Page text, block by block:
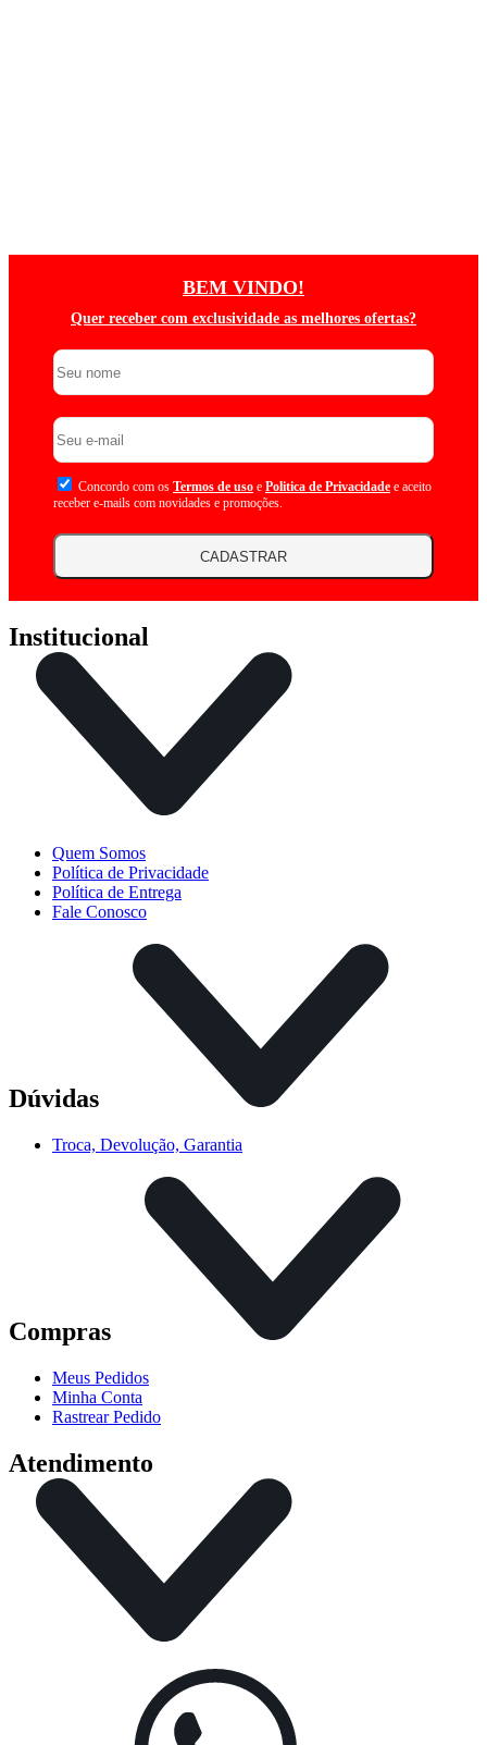
BEM VINDO!
Quer receber com exclusividade as melhores ofertas?
Concordo com os Termos de uso e Politica de Privacidade e aceito
receber e-mails com novidades e promoções.
CADASTRAR
Institucional
Quem Somos
Política de Privacidade
Política de Entrega
Fale Conosco
Dúvidas
Troca, Devolução, Garantia
Compras
Meus Pedidos
Minha Conta
Rastrear Pedido
Atendimento